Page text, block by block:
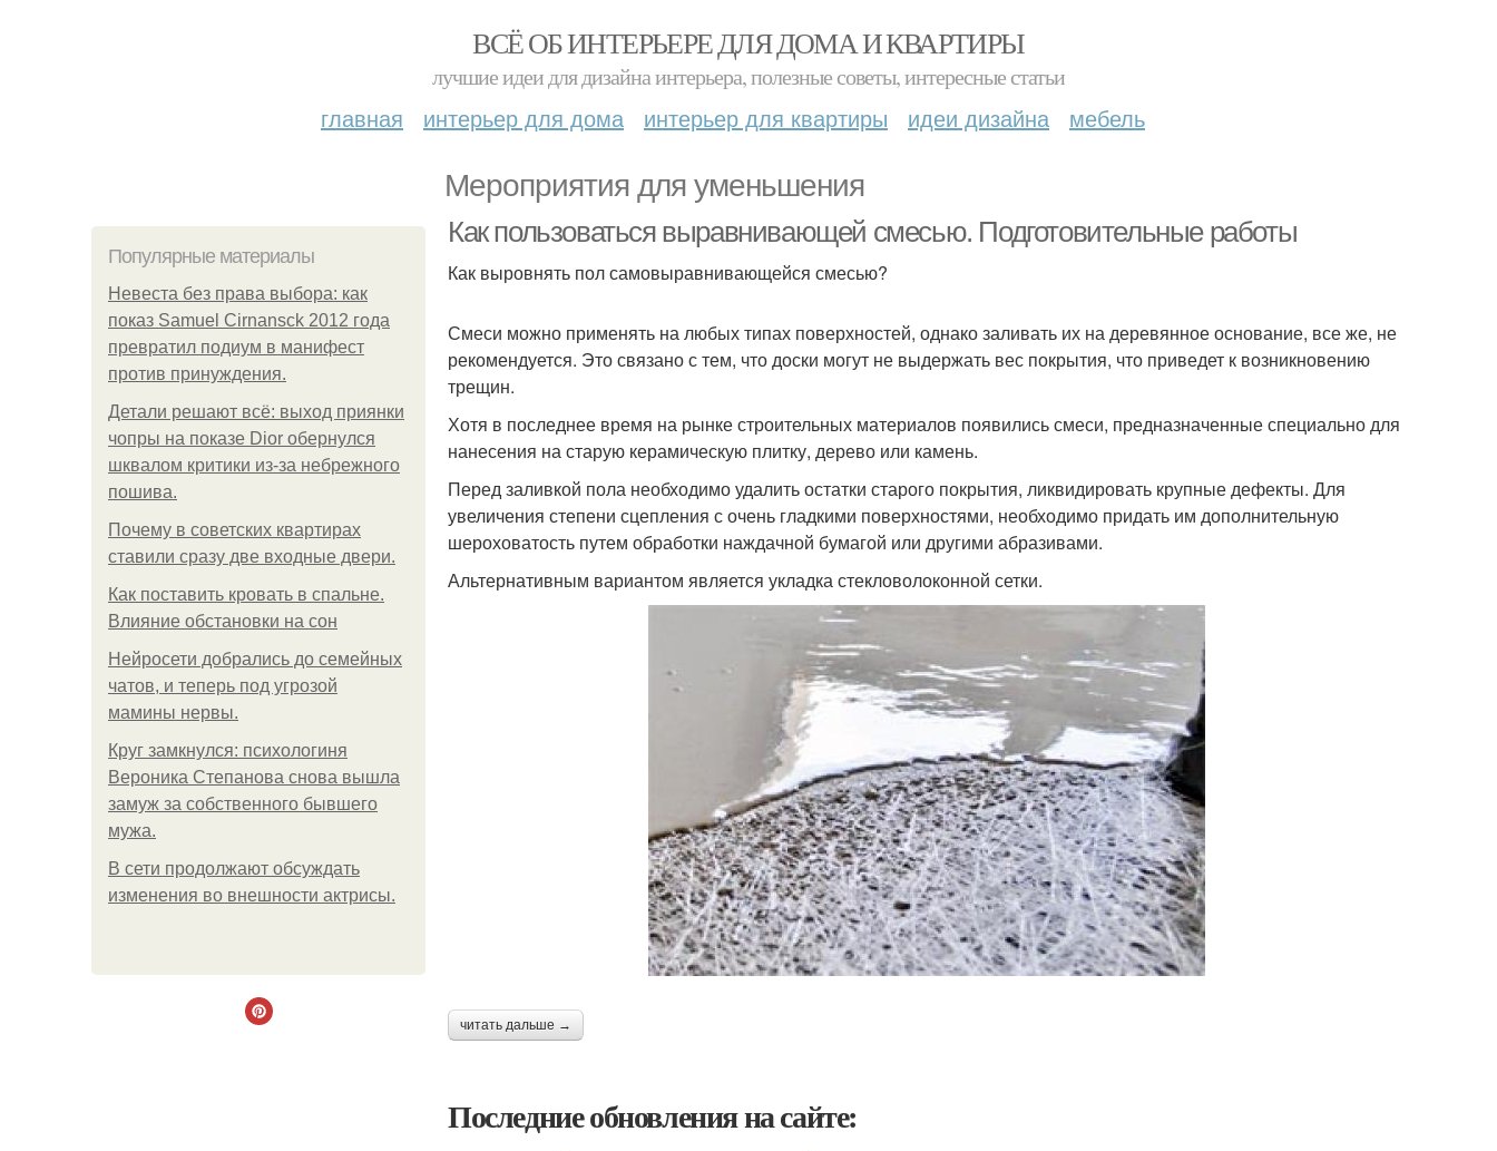
ВСЁ ОБ ИНТЕРЬЕРЕ ДЛЯ ДОМА И КВАРТИРЫ
лучшие идеи для дизайна интерьера, полезные советы, интересные статьи
главная интерьер для дома интерьер для квартиры идеи дизайна мебель
Мероприятия для уменьшения
Популярные материалы
Невеста без права выбора: как
показ Samuel Cirnansck 2012 года
превратил подиум в манифест
против принуждения.
Детали решают всё: выход приянки
чопры на показе Dior обернулся
шквалом критики из-за небрежного
пошива.
Почему в советских квартирах
ставили сразу две входные двери.
Как поставить кровать в спальне.
Влияние обстановки на сон
Нейросети добрались до семейных
чатов, и теперь под угрозой
мамины нервы.
Круг замкнулся: психологиня
Вероника Степанова снова вышла
замуж за собственного бывшего
мужа.
В сети продолжают обсуждать
изменения во внешности актрисы.
Как пользоваться выравнивающей смесью. Подготовительные работы
Как выровнять пол самовыравнивающейся смесью?
Смеси можно применять на любых типах поверхностей, однако заливать их на деревянное основание, все же, не
рекомендуется. Это связано с тем, что доски могут не выдержать вес покрытия, что приведет к возникновению
трещин.
Хотя в последнее время на рынке строительных материалов появились смеси, предназначенные специально для
нанесения на старую керамическую плитку, дерево или камень.
Перед заливкой пола необходимо удалить остатки старого покрытия, ликвидировать крупные дефекты. Для
увеличения степени сцепления с очень гладкими поверхностями, необходимо придать им дополнительную
шероховатость путем обработки наждачной бумагой или другими абразивами.
Альтернативным вариантом является укладка стекловолоконной сетки.
читать дальше →
Последние обновления на сайте: